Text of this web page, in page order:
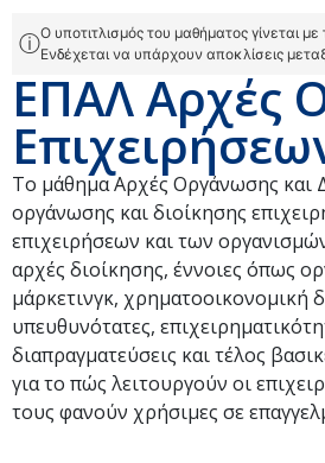
ⓘΟ υποτιτλισμός του μαθήματος γίνεται
Ενδέχεται να υπάρχουν αποκλίσεις
ΕΠΑΛ Αρχές
Το μάθημα Αρχές Οργάνωσης και
οργάνωσης και διοίκησης
επιχειρήσεων και των
αρχές διοίκησης, έννοιες όπως
μάρκετινγκ, χρηματοοικονομική
υπευθυνότατες,
διαπραγματεύσεις και τέλος
για το πώς λειτουργούν οι
τους φανούν χρήσιμες σε